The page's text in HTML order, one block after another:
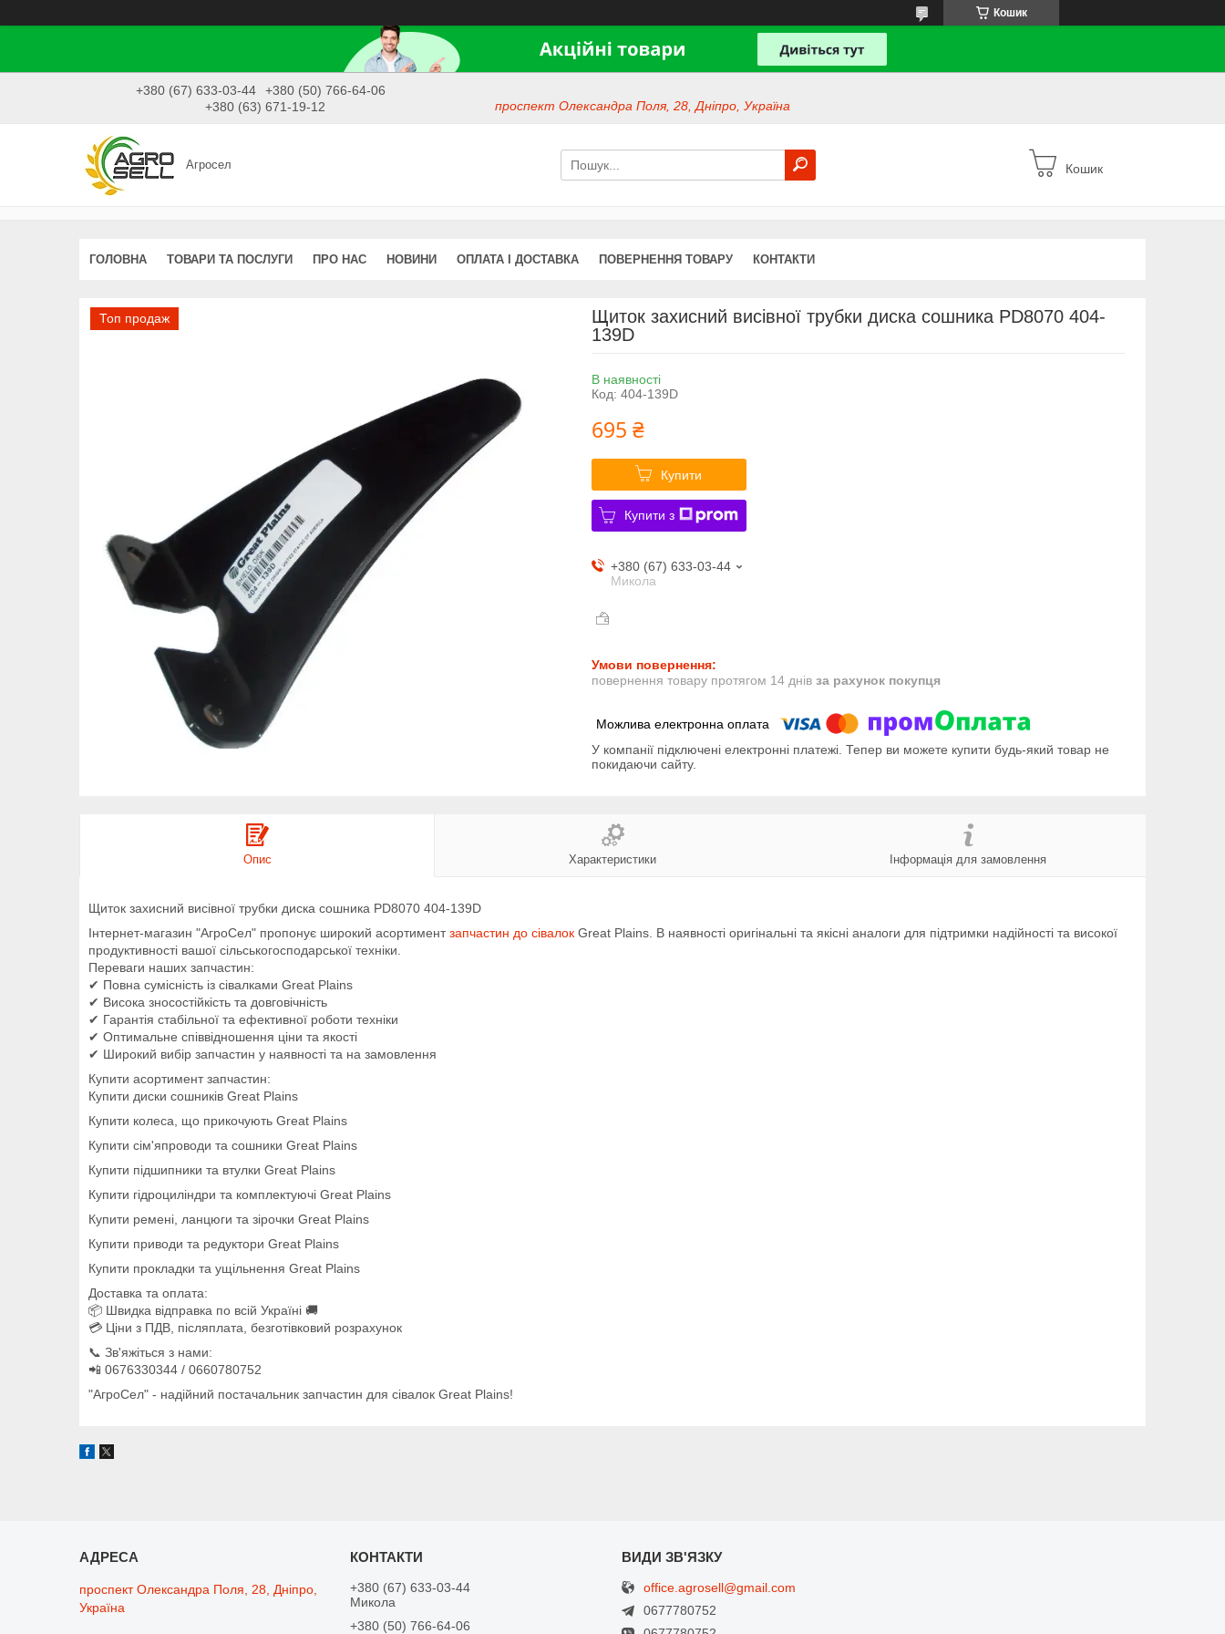
Кошик
+380 (67) 633-03-44
+380 (50) 766-64-06
+380 (63) 671-19-12
проспект Олександра Поля, 28, Дніпро, Україна
Агросел Кошик
ГОЛОВНА ТОВАРИ ТА ПОСЛУГИ ПРО НАС НОВИНИ ОПЛАТА І ДОСТАВКА ПОВЕРНЕННЯ ТОВАРУ КОНТАКТИ
Топ продаж
Щиток захисний висівної трубки диска сошника PD8070 404-
139D
В наявності
Код: 404-139D
695 ₴
Купити
Купити з
+380 (67) 633-03-44
Микола
повернення товару протягом 14 днів за рахунок покупця
У компанії підключені електронні платежі. Тепер ви можете купити будь-який товар не
покидаючи сайту.
Опис Характеристики Інформація для замовлення
Щиток захисний висівної трубки диска сошника PD8070 404-139D
Інтернет-магазин "АгроСел" пропонує широкий асортиментзапчастин до сівалок Great Plains. В наявності оригінальні та якісні аналоги для підтримки надійності та високої
продуктивності вашої сільськогосподарської техніки.
Переваги наших запчастин:
✔ Повна сумісність із сівалками Great Plains
✔ Висока зносостійкість та довговічність
✔ Гарантія стабільної та ефективної роботи техніки
✔ Оптимальне співвідношення ціни та якості
✔ Широкий вибір запчастин у наявності та на замовлення
Купити асортимент запчастин:
Купити диски сошників Great Plains
Купити колеса, що прикочують Great Plains
Купити сім'япроводи та сошники Great Plains
Купити підшипники та втулки Great Plains
Купити гідроциліндри та комплектуючі Great Plains
Купити ремені, ланцюги та зірочки Great Plains
Купити приводи та редуктори Great Plains
Купити прокладки та ущільнення Great Plains
Доставка та оплата:
📦 Швидка відправка по всій Україні 🚚
💳 Ціни з ПДВ, післяплата, безготівковий розрахунок
📞 Зв'яжіться з нами:
📲 0676330344 / 0660780752
"АгроСел" - надійний постачальник запчастин для сівалок Great Plains!
проспект Олександра Поля, 28, Дніпро,
Україна
+380 (67) 633-03-44
Микола
+380 (50) 766-64-06
office.agrosell@gmail.com
0677780752